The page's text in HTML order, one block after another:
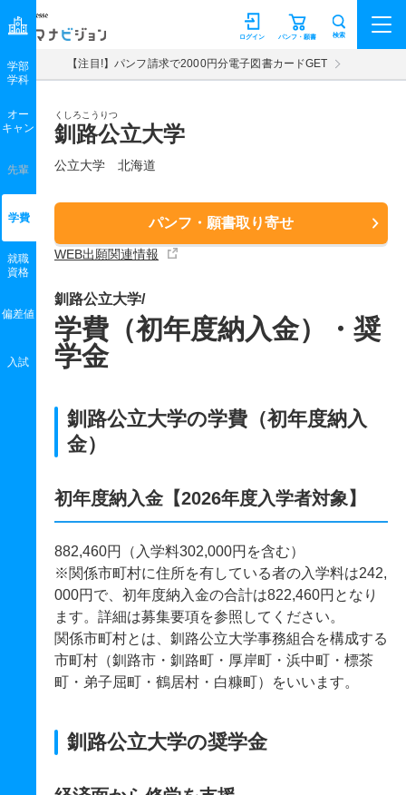
マナビジョン パンフ・願書
ログイン 検索
【注目!】パンフ請求で2000円分電子図書カードGET
くしろこうりつ
釧路公立大学
公立大学 北海道
パンフ・願書取り寄せ
WEB出願関連情報
学部
学科
オー
キャン
先輩
学費
就職
資格
偏差値
入試
釧路公立大学/
学費（初年度納入金）・奨
学金
釧路公立大学の学費（初年度納入
金）
初年度納入金【2026年度入学者対象】
882,460円（入学料302,000円を含む）
※関係市町村に住所を有している者の入学料は242,
000円で、初年度納入金の合計は822,460円となり
ます。詳細は募集要項を参照してください。
関係市町村とは、釧路公立大学事務組合を構成する
市町村（釧路市・釧路町・厚岸町・浜中町・標茶
町・弟子屈町・鶴居村・白糠町）をいいます。
釧路公立大学の奨学金